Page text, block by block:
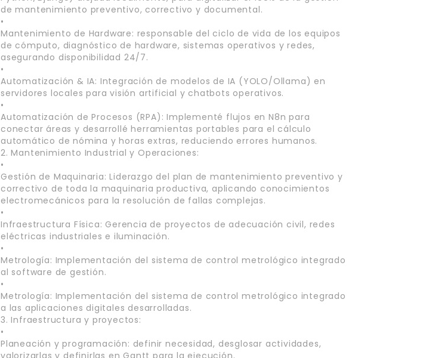
de mantenimiento preventivo, correctivo y documental.
•
Mantenimiento de Hardware: responsable del ciclo de vida de los equipos
de cómputo, diagnóstico de hardware, sistemas operativos y redes,
asegurando disponibilidad 24/7.
•
Automatización & IA: Integración de modelos de IA (YOLO/Ollama) en
servidores locales para visión artificial y chatbots operativos.
•
Automatización de Procesos (RPA): Implementé flujos en N8n para
conectar áreas y desarrollé herramientas portables para el cálculo
automático de nómina y horas extras, reduciendo errores humanos.
2. Mantenimiento Industrial y Operaciones:
•
Gestión de Maquinaria: Liderazgo del plan de mantenimiento preventivo y
correctivo de toda la maquinaria productiva, aplicando conocimientos
electromecánicos para la resolución de fallas complejas.
•
Infraestructura Física: Gerencia de proyectos de adecuación civil, redes
eléctricas industriales e iluminación.
•
Metrología: Implementación del sistema de control metrológico integrado
al software de gestión.
•
Metrología: Implementación del sistema de control metrológico integrado
a las aplicaciones digitales desarrolladas.
3. Infraestructura y proyectos:
•
Planeación y programación: definir necesidad, desglosar actividades,
valorizarlas y definirlas en Gantt para la ejecución.